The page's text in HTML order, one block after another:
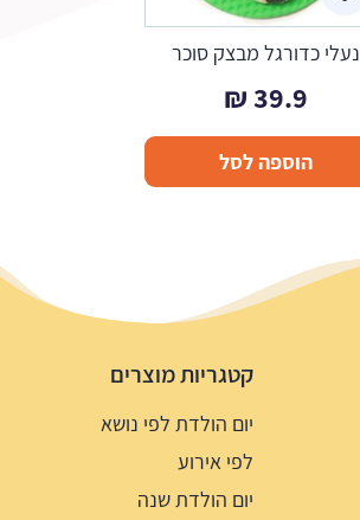
נעלי כדורגל מבצק סוכר
39.9
₪
הוספה לסל
קטגריות מוצרים
יום הולדת לפי נושא
לפי אירוע
יום הולדת שנה